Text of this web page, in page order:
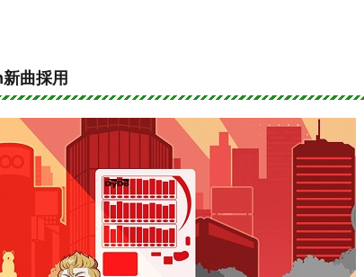
曲採用